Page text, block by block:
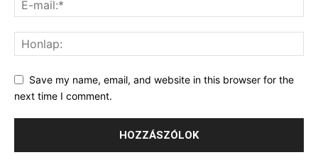
Save my name, email, and website in this browser for the
next time I comment.